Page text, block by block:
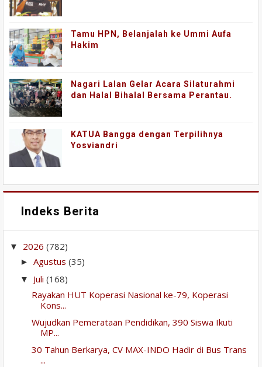
Tamu HPN, Belanjalah ke Ummi Aufa
Hakim
Nagari Lalan Gelar Acara Silaturahmi
dan Halal Bihalal Bersama Perantau.
KATUA Bangga dengan Terpilihnya
Yosviandri
Indeks Berita
▼ 2026 (782)
► Agustus (35)
▼ Juli (168)
Rayakan HUT Koperasi Nasional ke-79, Koperasi
Kons...
Wujudkan Pemerataan Pendidikan, 390 Siswa Ikuti
MP...
30 Tahun Berkarya, CV MAX-INDO Hadir di Bus Trans
...